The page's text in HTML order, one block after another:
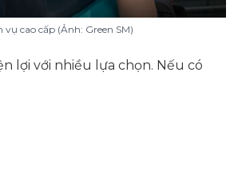
vụ cao cấp(Ảnh: Green SM)
lợi với nhiều lựa chọn. Nếu có